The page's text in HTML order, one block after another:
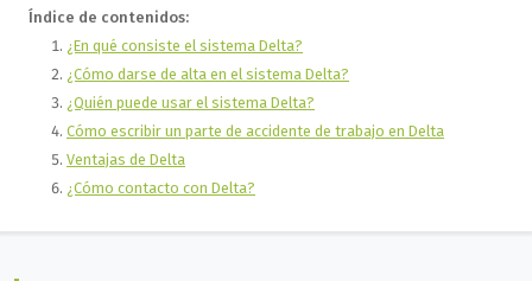
Índice de contenidos:
¿En qué consiste el sistema Delta?
¿Cómo darse de alta en el sistema Delta?
¿Quién puede usar el sistema Delta?
Cómo escribir un parte de accidente de trabajo en Delta
Ventajas de Delta
¿Cómo contacto con Delta?